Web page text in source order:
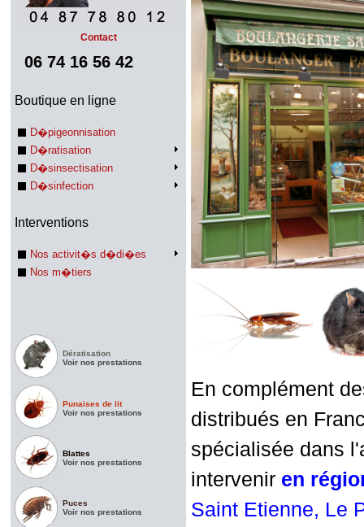
Contact
06 74 16 56 42
Boutique en ligne
D�pigeonnisation
D�ratisation
D�sinsectisation
D�sinfection
Interventions
Nos activit�s d�di�es
Nos m�tiers
Dératisation
Voir nos prestations
Punaises de lit
Voir nos prestations
Blattes
Voir nos prestations
Puces
Voir nos prestations
En complément
distribués en
spécialisée dans
intervenir en
Saint Etienne, Le